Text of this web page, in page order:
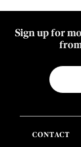
Sign up for
CONTACT